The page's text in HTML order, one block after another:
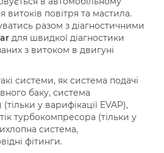
витоків повітря та мастила.
разом з діагностичними
для швидкої діагностики
з витоком в двигуні
системи, як система подачі
баку, система
(тільки у варифікації EVAP),
турбокомпресора (тільки у
ихлопна система,
фітинги.